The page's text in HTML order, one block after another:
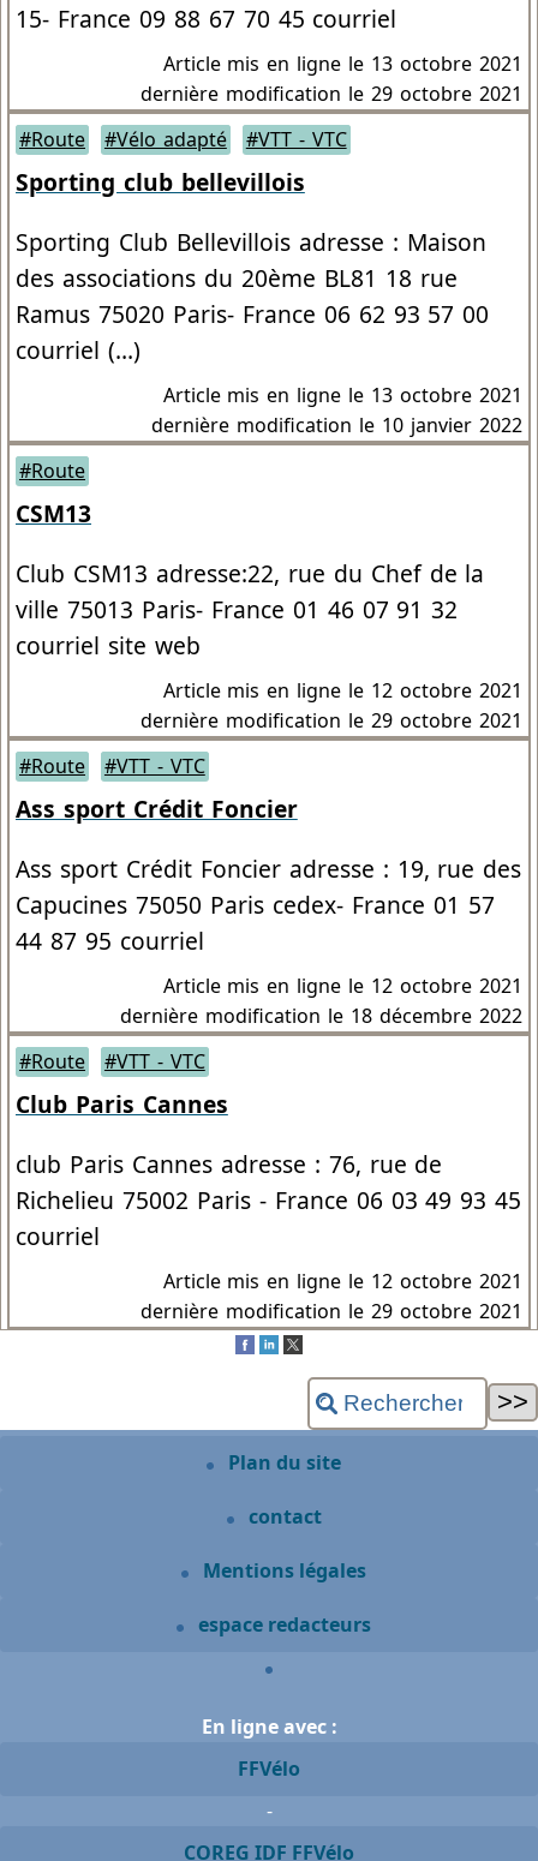
15- France 09 88 67 70 45 courriel
Article mis en ligne le 13 octobre 2021
dernière modification le 29 octobre 2021
#Route
#Vélo adapté #VTT - VTC
Sporting club bellevillois
Sporting Club Bellevillois adresse : Maison
des associations du 20ème BL81 18 rue
Ramus 75020 Paris- France 06 62 93 57 00
courriel (…)
Article mis en ligne le 13 octobre 2021
dernière modification le 10 janvier 2022
#Route
CSM13
Club CSM13 adresse:22, rue du Chef de la
ville 75013 Paris- France 01 46 07 91 32
courriel site web
Article mis en ligne le 12 octobre 2021
dernière modification le 29 octobre 2021
#Route
#VTT - VTC
Ass sport Crédit Foncier
Ass sport Crédit Foncier adresse : 19, rue des
Capucines 75050 Paris cedex- France 01 57
44 87 95 courriel
Article mis en ligne le 12 octobre 2021
dernière modification le 18 décembre 2022
#Route
#VTT - VTC
Club Paris Cannes
club Paris Cannes adresse : 76, rue de
Richelieu 75002 Paris - France 06 03 49 93 45
courriel
Article mis en ligne le 12 octobre 2021
dernière modification le 29 octobre 2021
Plan du site
contact
Mentions légales
espace redacteurs
En ligne avec :
FFVélo
-
COREG IDF FFVélo